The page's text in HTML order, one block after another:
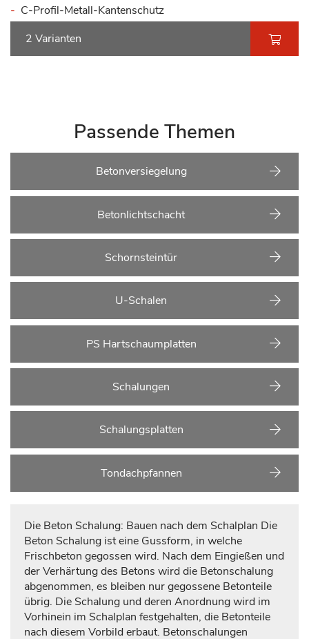
C-Profil-Metall-Kantenschutz
2 Varianten
Passende Themen
Betonversiegelung
Betonlichtschacht
Schornsteintür
U-Schalen
PS Hartschaumplatten
Schalungen
Schalungsplatten
Tondachpfannen
Die Beton Schalung: Bauen nach dem Schalplan Die
Beton Schalung ist eine Gussform, in welche
Frischbeton gegossen wird. Nach dem Eingießen und
der Verhärtung des Betons wird die Betonschalung
abgenommen, es bleiben nur gegossene Betonteile
übrig. Die Schalung und deren Anordnung wird im
Vorhinein im Schalplan festgehalten, die Betonteile
nach diesem Vorbild erbaut. Betonschalungen